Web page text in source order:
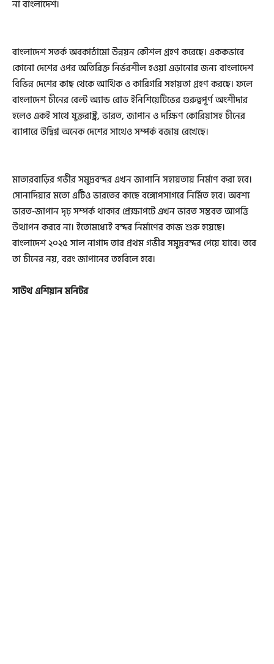
না বাংলাদেশ।
বাংলাদেশ সতর্ক অবকাঠামো উন্নয়ন কৌশল গ্রহণ করেছে। এককভাবে
কোনো দেশের ওপর অতিরিক্ত নির্ভরশীল হওয়া এড়ানোর জন্য বাংলাদেশ
বিভিন্ন দেশের কাছ থেকে আর্থিক ও কারিগরি সহায়তা গ্রহণ করছে। ফলে
বাংলাদেশ চীনের বেল্ট অ্যান্ড রোড ইনিশিয়েটিভের গুরুত্বপূর্ণ অংশীদার
হলেও একই সাথে যুক্তরাষ্ট্র, ভারত, জাপান ও দক্ষিণ কোরিয়াসহ চীনের
ব্যাপারে উদ্বিগ্ন অনেক দেশের সাথেও সম্পর্ক বজায় রেখেছে।
মাতারবাড়ির গভীর সমুদ্রবন্দর এখন জাপানি সহায়তায় নির্মাণ করা হবে।
সোনাদিয়ার মতো এটিও ভারতের কাছে বঙ্গোপসাগরে নির্মিত হবে। অবশ্য
ভারত-জাপান দৃঢ় সম্পর্ক থাকার প্রেক্ষাপটে এখন ভারত সম্ভবত আপত্তি
উত্থাপন করবে না। ইতোমধ্যেই বন্দর নির্মাণের কাজ শুরু হয়েছে।
বাংলাদেশ ২০২৫ সাল নাগাদ তার প্রথম গভীর সমুদ্রবন্দর পেয়ে যাবে। তবে
তা চীনের নয়, বরং জাপানের তহবিলে হবে।
সাউথ এশিয়ান মনিটর